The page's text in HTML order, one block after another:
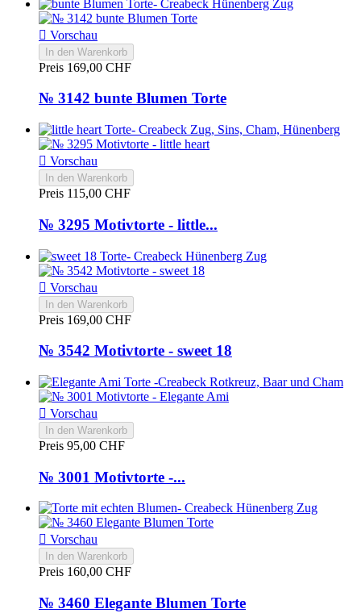
 Vorschau
In den Warenkorb
Preis 169,00 CHF
№ 3142 bunte Blumen Torte
 Vorschau
In den Warenkorb
Preis 115,00 CHF
№ 3295 Motivtorte - little...
 Vorschau
In den Warenkorb
Preis 169,00 CHF
№ 3542 Motivtorte - sweet 18
 Vorschau
In den Warenkorb
Preis 95,00 CHF
№ 3001 Motivtorte -...
 Vorschau
In den Warenkorb
Preis 160,00 CHF
№ 3460 Elegante Blumen Torte